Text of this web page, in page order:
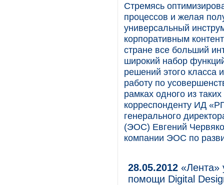
Стремясь
процессов и желая
универсальный
корпоративным
стране все больший
широкий набор
решений этого класса
работу по
рамках одного из
корреспонденту ИД
генерального
(ЭОС) Евгений
компании ЭОС по
28.05.2012 «Лента»
помощи Digital